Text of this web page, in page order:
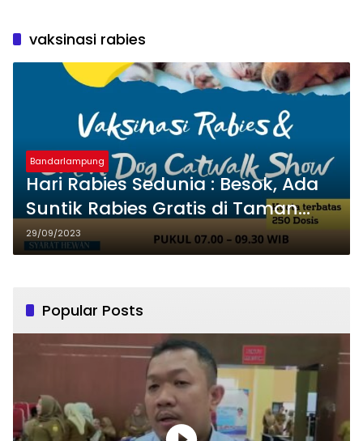
vaksinasi rabies
Bandarlampung
Hari Rabies Sedunia : Besok, Ada
Suntik Rabies Gratis di Taman
UMKM Bandarlampung
29/09/2023
Popular Posts